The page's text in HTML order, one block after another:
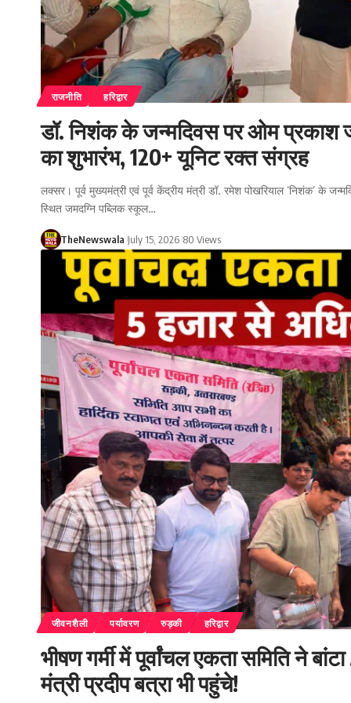
राजनीति हरिद्वार
डॉ. निशंक के जन्मदिवस पर ओम प्रकाश
का शुभारंभ, 120+ यूनिट रक्त संग्रह
लक्सर। पूर्व मुख्यमंत्री एवं पूर्व केंद्रीय मंत्री डॉ. रमेश पोखरियाल ‘निशंक’ के
स्थित जमदग्नि पब्लिक स्कूल…
TheNewswala July 15, 2026 80 Views
जीवनशैली पर्यावरण रुड़की हरिद्वार
भीषण गर्मी में पूर्वांचल एकता समिति ने
मंत्री प्रदीप बत्रा भी पहुंचे!